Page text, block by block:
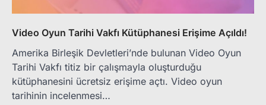
Video Oyun Tarihi Vakfı Kütüphanesi Erişime Açıldı!
Amerika Birleşik Devletleri’nde bulunan Video Oyun
Tarihi Vakfı titiz bir çalışmayla oluşturduğu
kütüphanesini ücretsiz erişime açtı. Video oyun
tarihinin incelenmesi…